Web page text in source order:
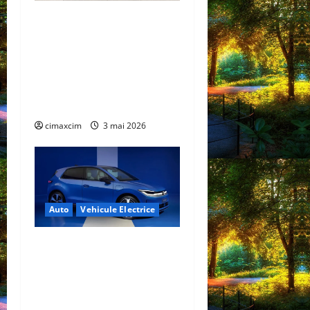
cimaxcim 3 mai 2026
Auto Vehicule Electrice